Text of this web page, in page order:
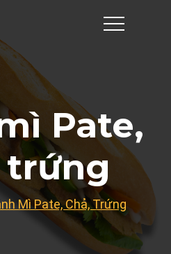
Pate,
trứng
Mì Pate, Chả, Trứng